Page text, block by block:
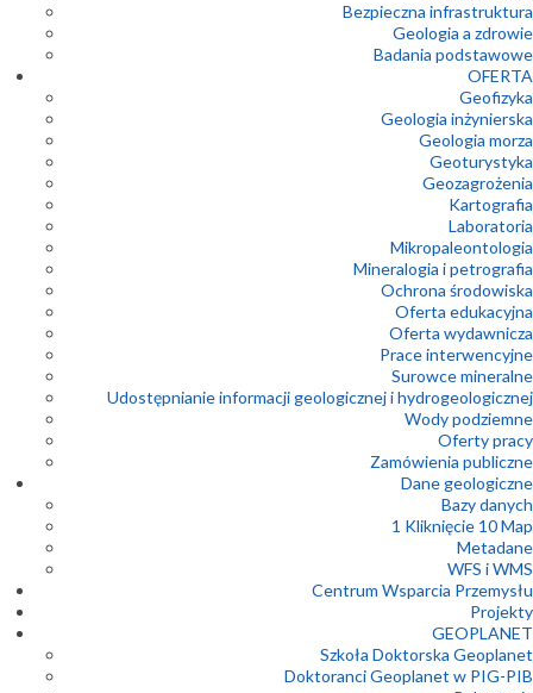
Bezpieczna infrastruktura
Geologia a zdrowie
Badania podstawowe
OFERTA
Geofizyka
Geologia inżynierska
Geologia morza
Geoturystyka
Geozagrożenia
Kartografia
Laboratoria
Mikropaleontologia
Mineralogia i petrografia
Ochrona środowiska
Oferta edukacyjna
Oferta wydawnicza
Prace interwencyjne
Surowce mineralne
Udostępnianie informacji geologicznej i hydrogeologicznej
Wody podziemne
Oferty pracy
Zamówienia publiczne
Dane geologiczne
Bazy danych
1 Kliknięcie 10 Map
Metadane
WFS i WMS
Centrum Wsparcia Przemysłu
Projekty
GEOPLANET
Szkoła Doktorska Geoplanet
Doktoranci Geoplanet w PIG-PIB